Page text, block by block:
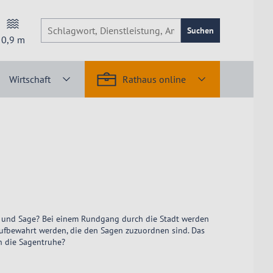
0,9 m
Suchen
Wirtschaft Rathaus online
Sage? Bei einem Rundgang durch die Stadt werden
werden, die den Sagen zuzuordnen sind. Das
die Sagentruhe?